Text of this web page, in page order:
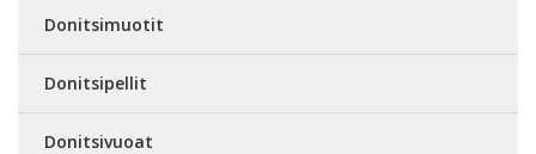
Donitsimuotit
Donitsipellit
Donitsivuoat